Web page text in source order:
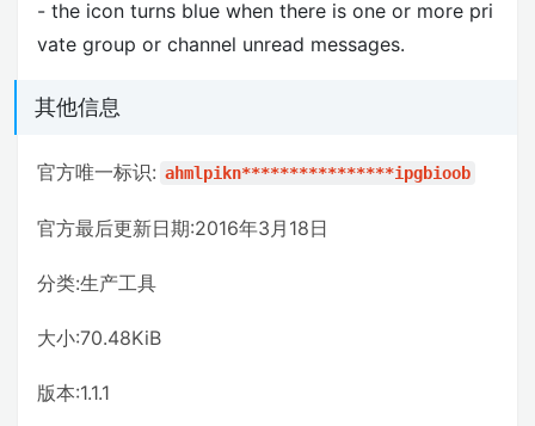
- the icon turns blue when there is one or more pri
vate group or channel unread messages.
其他信息
官方唯一标识: ahmlpikn****************ipgbioob
官方最后更新日期:2016年3月18日
分类:生产工具
大小:70.48KiB
版本:1.1.1